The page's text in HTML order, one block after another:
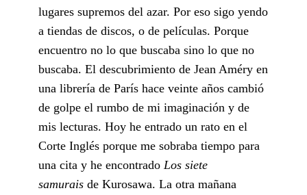
lugares supremos del azar. Por eso sigo yendo
a tiendas de discos, o de películas. Porque
encuentro no lo que buscaba sino lo que no
buscaba. El descubrimiento de Jean Améry en
una librería de París hace veinte años cambió
de golpe el rumbo de mi imaginación y de
mis lecturas. Hoy he entrado un rato en el
Corte Inglés porque me sobraba tiempo para
una cita y he encontrado Los siete
samurais de Kurosawa. La otra mañana